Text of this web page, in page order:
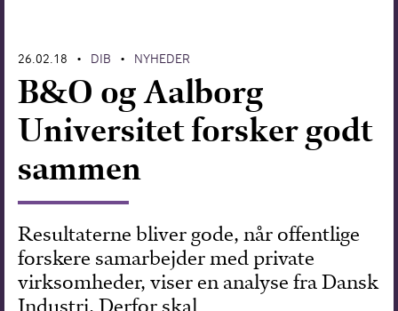
26.02.18 • DIB • NYHEDER
B&O og Aalborg
Universitet forsker godt
sammen
Resultaterne bliver gode, når offentlige
forskere samarbejder med private
virksomheder, viser en analyse fra Dansk
Industri. Derfor skal